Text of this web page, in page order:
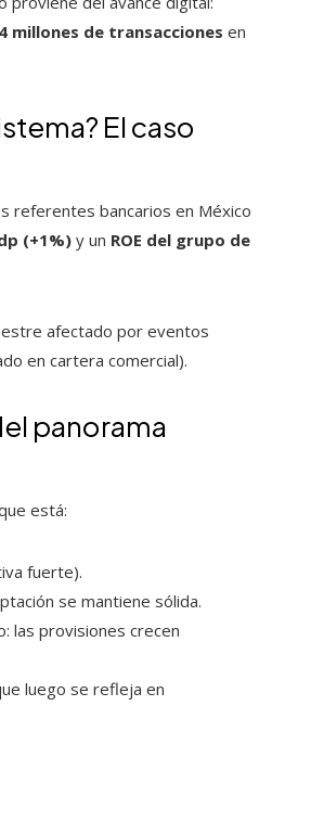
millones de transacciones en
El caso
referentes bancarios en México
(+1%) y un ROE del grupo de
afectado por eventos
en cartera comercial).
panorama
está:
fuerte).
se mantiene sólida.
las provisiones crecen
luego se refleja en